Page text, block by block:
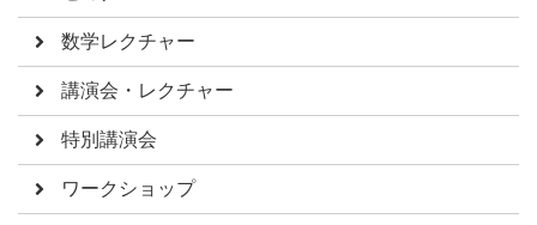
数学レクチャー
講演会・レクチャー
特別講演会
ワークショップ